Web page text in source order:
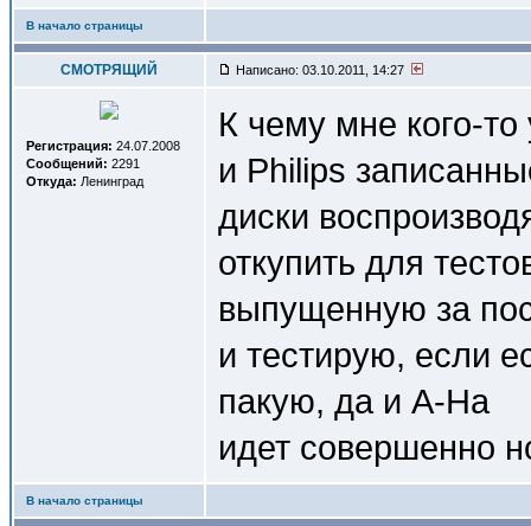
В начало страницы
СМОТРЯЩИЙ Написано: 03.10.2011, 14:27
Регистрация: 24.07.2008
Сообщений: 2291
Откуда: Ленинград
К чему мне кого-
и Philips
диски
откупить для
выпущенную за
и тестирую, если
пакую, да и A-Ha
идет совершенно
В начало страницы